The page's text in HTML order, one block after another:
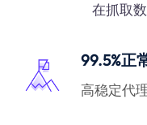
在抓取
99.5%正
高稳定代